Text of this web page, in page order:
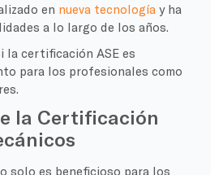
en nueva tecnología y ha
a lo largo de los años.
la certificación ASE es
para los profesionales como
la Certificación
solo es beneficioso para los